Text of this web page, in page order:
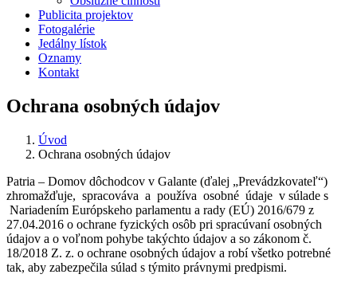
Publicita projektov
Fotogalérie
Jedálny lístok
Oznamy
Kontakt
Ochrana osobných údajov
Úvod
Ochrana osobných údajov
Patria – Domov dôchodcov v Galante (ďalej „Prevádzkovateľ“)
zhromažďuje, spracováva a používa osobné údaje v súlade s
Nariadením Európskeho parlamentu a rady (EÚ) 2016/679 z
27.04.2016 o ochrane fyzických osôb pri spracúvaní osobných
údajov a o voľnom pohybe takýchto údajov a so zákonom č.
18/2018 Z. z. o ochrane osobných údajov a robí všetko potrebné
tak, aby zabezpečila súlad s týmito právnymi predpismi.